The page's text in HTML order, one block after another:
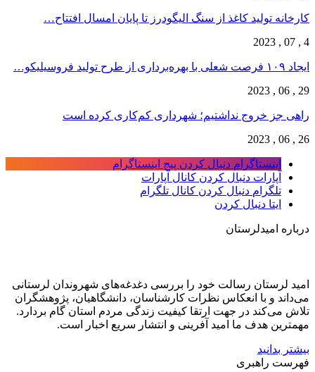
کارخانه تولید کاغذ از سنگ الیگودرز تا پایان امسال افتتاح…
4 , 07 , 2023
ایجاد ۱۰۹ فرصت شعلی با بهره‌برداری از طرح تولید فروسیلیکو…
29 , 06 , 2023
راهی جز خروج نداشتیم؛ شهرداری کم‌کاری کرده است
26 , 06 , 2023
اینستاگرام دنبال کردن پیج اینستاگرام
آپارات دنبال کردن کانال آپارات
تلگرام دنبال کردن کانال تلگرام
ایتا دنبال کردن
درباره امیدلرستان
امید لرستان رسالت خود را بررسی دغدغه‌های شهروندان لرستانی
می‌داند و با انعکاس نظرات کارشناسان، دانشگاهیان، پژوهشگران
تلاش می‌کند در جهت ارتقا کیفیت زندگی مردم استان گام بردارد.
مهمترین هدف ما امید آفرینی و انتشار سریع اخبار است.
بیشتر بدانید
فهرست راهبری